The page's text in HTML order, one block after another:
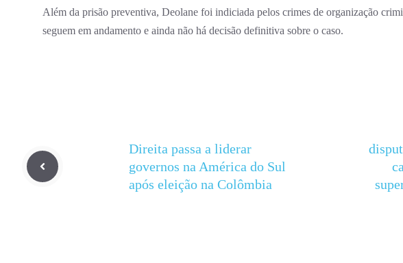
Além da prisão preventiva, Deolane foi indiciada pelos crimes de organização
seguem em andamento e ainda não há decisão definitiva sobre o caso.
Direita passa a liderar
governos na América do Sul
após eleição na Colômbia